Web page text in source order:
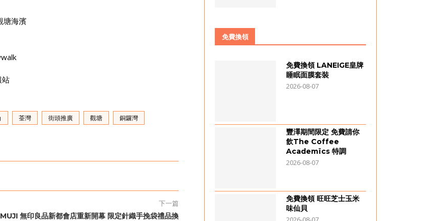
塘海濱
站
荃灣 街頭推廣 觀塘 銅鑼灣
下一篇
MUJI 無印良品新都會店重新開幕 限定針織手挽袋禮品換
免費換領
免費換領 LANEIGE皇牌
睡眠面膜套裝
2026-08-07
豐澤期間限定 免費請你
飲The Coffee
Academïcs 特調
2026-08-07
免費換領 旺旺芝士玉米
味仙貝